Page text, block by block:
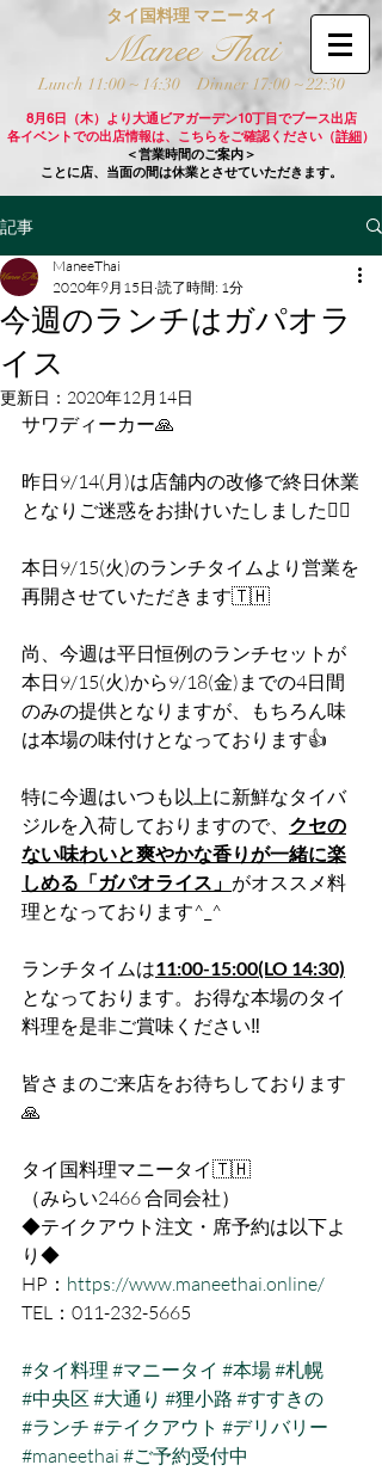
タイ国料理 マニータイ
Manee Thai
Lunch 11:00 ~ 14:30 Dinner 17:00 ~ 22:30
8月6日（木）より大通ビアガーデン10丁目でブース出店
各イベントでの出店情報は、こちらをご確認ください（詳細）
＜営業時間のご案内＞
ことに店、当面の間は休業とさせていただきます。
記事
今週のランチはガパオラ
イス
ManeeThai
2020年9月15日 読了時間: 1分
更新日： 2020年12月14日
サワディーカー🙏
昨日9/14(月)は店舗内の改修で終日休業
となりご迷惑をお掛けいたしました🙇‍♂️
本日9/15(火)のランチタイムより営業を
再開させていただきます🇹🇭
尚、今週は平日恒例のランチセットが
本日9/15(火)から9/18(金)までの4日間
のみの提供となりますが、もちろん味
は本場の味付けとなっております👍
特に今週はいつも以上に新鮮なタイバ
ジルを入荷しておりますので、 クセの
ない味わいと爽やかな香りが一緒に楽
しめる「ガパオライス」 がオススメ料
理となっております^_^
ランチタイムは11:00-15:00(LO 14:30)
となっております。お得な本場のタイ
料理を是非ご賞味ください‼️
皆さまのご来店をお待ちしております
🙏
タイ国料理マニータイ🇹🇭
（みらい2466 合同会社）
◆テイクアウト注文・席予約は以下よ
り◆
HP： https://www.maneethai.online/
TEL：011-232-5665
#タイ料理 #マニータイ #本場#札幌
#中央区 #大通り #狸小路 #すすきの
#ランチ #テイクアウト #デリバリー
#maneethai #ご予約受付中